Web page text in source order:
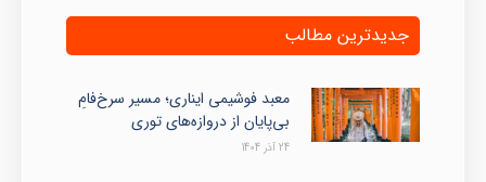
جدیدترین مطالب
معبد فوشیمی ایناری؛ مسیر سرخ‌فامِ
بی‌پایان از دروازه‌های توری
24 آذر 1404